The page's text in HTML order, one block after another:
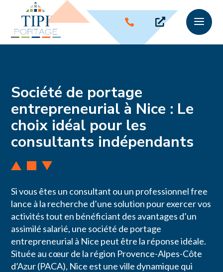
  a
Société de portage
entrepreneurial à Nice : Le
choix idéal pour les
consultants indépendants
Si vous êtes un consultant ou un professionnel free
lance à la recherche d’une solution pour exercer vos
activités tout en bénéficiant des avantages d’un
assimilé salarié, une société de portage
entrepreneurial à Nice peut être la réponse idéale.
Située au cœur de la région Provence-Alpes-Côte
d’Azur (PACA), Nice est une ville dynamique qui